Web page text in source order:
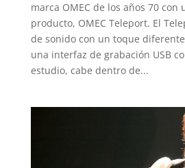
marca OMEC de los años 70 con
producto, OMEC Teleport. El
de sonido con un toque
una interfaz de grabación USB
estudio, cabe dentro de...